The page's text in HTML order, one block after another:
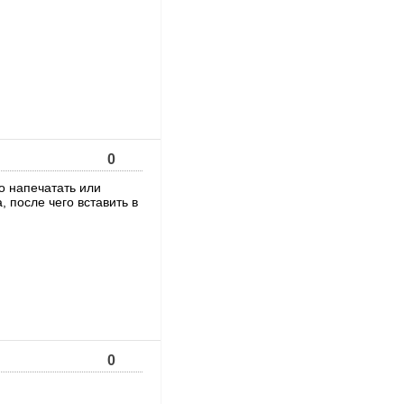
0
напечатать или
после чего вставить в
0